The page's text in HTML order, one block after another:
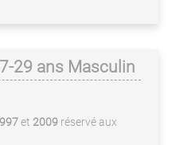
29 ans Masculin
et 2009 réservé aux